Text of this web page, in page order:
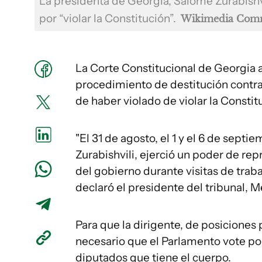
por “violar la Constitución”. Wikimedia
La Corte Constitucional de Georgia
procedimiento de destitución
de haber violado de violar la
"El 31 de agosto, el 1 y el 6 de
Zurabishvili, ejerció un poder de
del gobierno durante visitas de
declaró el presidente del tribunal,
Para que la dirigente, de
necesario que el Parlamento vote
diputados que tiene el cuerpo.